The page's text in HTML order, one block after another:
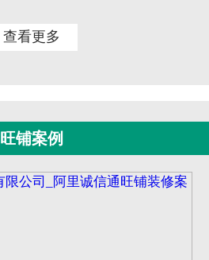
查看更多
旺铺案例